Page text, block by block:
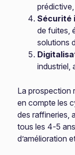
Sécurité
de fuites,
solutions
industriel,
La prospection
en compte les
des raffineries,
tous les 4-5
d’amélioration